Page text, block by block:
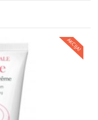
AKCIJA!